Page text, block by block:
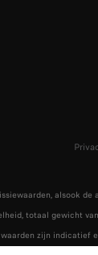
alsook
totaal gewicht
zijn